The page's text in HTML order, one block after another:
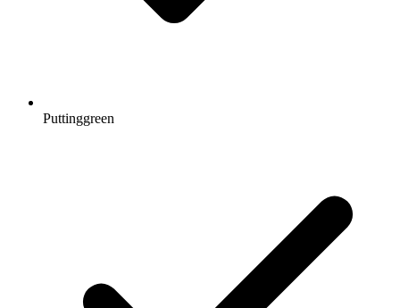
Puttinggreen